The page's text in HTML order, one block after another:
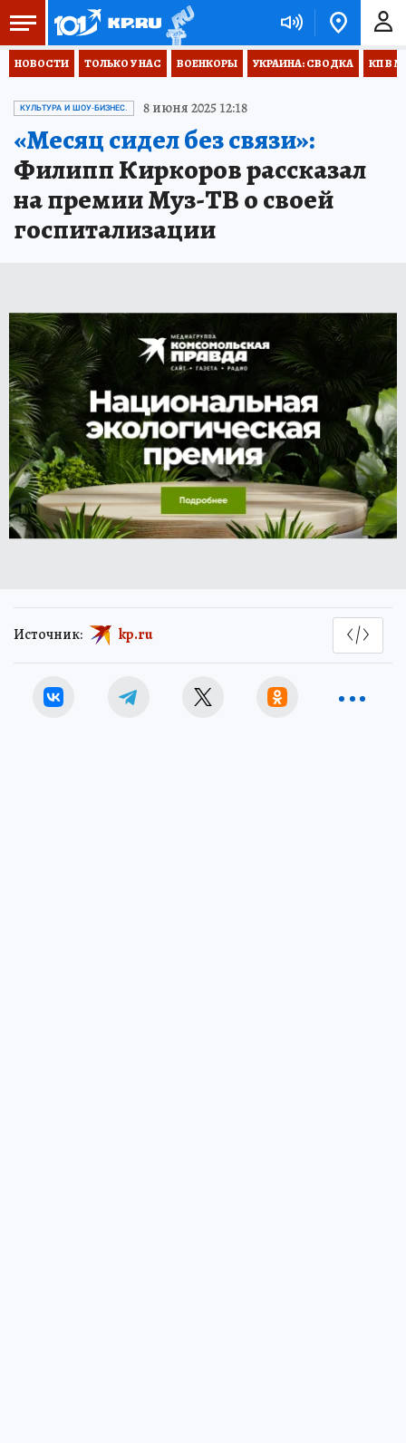
НОВОСТИ ТОЛЬКО У НАС ВОЕНКОРЫ УКРАИНА: СВОДКА КП В
КУЛЬТУРА И ШОУ-БИЗНЕС. 8 июня 2025 12:18
«Месяц сидел без связи»:
Филипп Киркоров рассказал
на премии Муз-ТВ о своей
госпитализации
Источник: kp.ru